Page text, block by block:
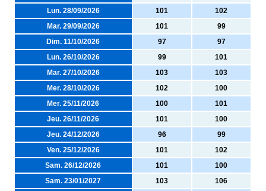
Lun. 28/09/2026
101
102
Mar. 29/09/2026
101
99
Dim. 11/10/2026
97
97
Lun. 26/10/2026
99
101
Mar. 27/10/2026
103
103
Mer. 28/10/2026
102
100
Mer. 25/11/2026
100
101
Jeu. 26/11/2026
101
100
Jeu. 24/12/2026
96
99
Ven. 25/12/2026
101
102
Sam. 26/12/2026
101
100
Sam. 23/01/2027
103
106